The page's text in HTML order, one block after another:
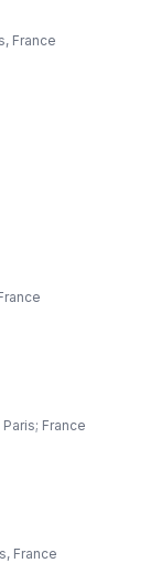
France
France
France